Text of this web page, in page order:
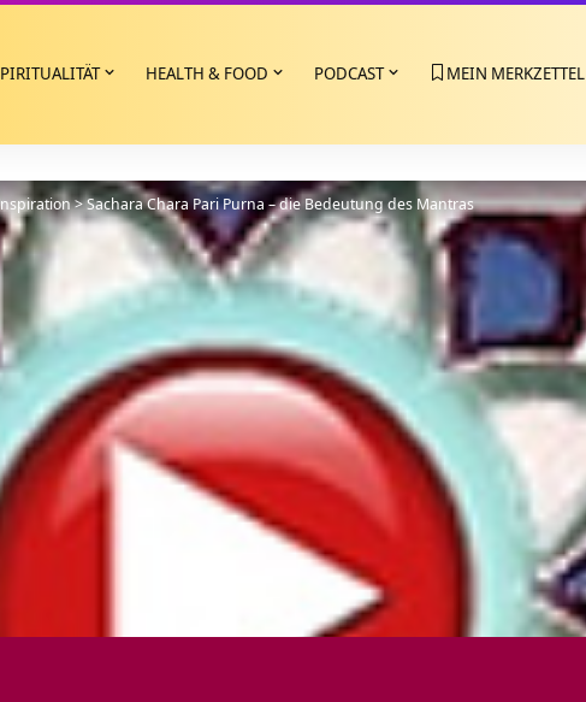
HEALTH & FOOD PODCAST MEIN MERKZETTEL
>Sachara Chara Pari Purna – die Bedeutung des Mantras